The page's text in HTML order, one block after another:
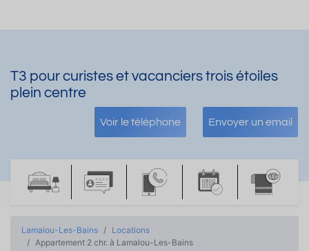
T3 pour curistes et vacanciers trois étoiles
plein centre
Voir le téléphone Envoyer un email
Lamalou-Les-Bains
Locations
Appartement 2 chr. à Lamalou-Les-Bains